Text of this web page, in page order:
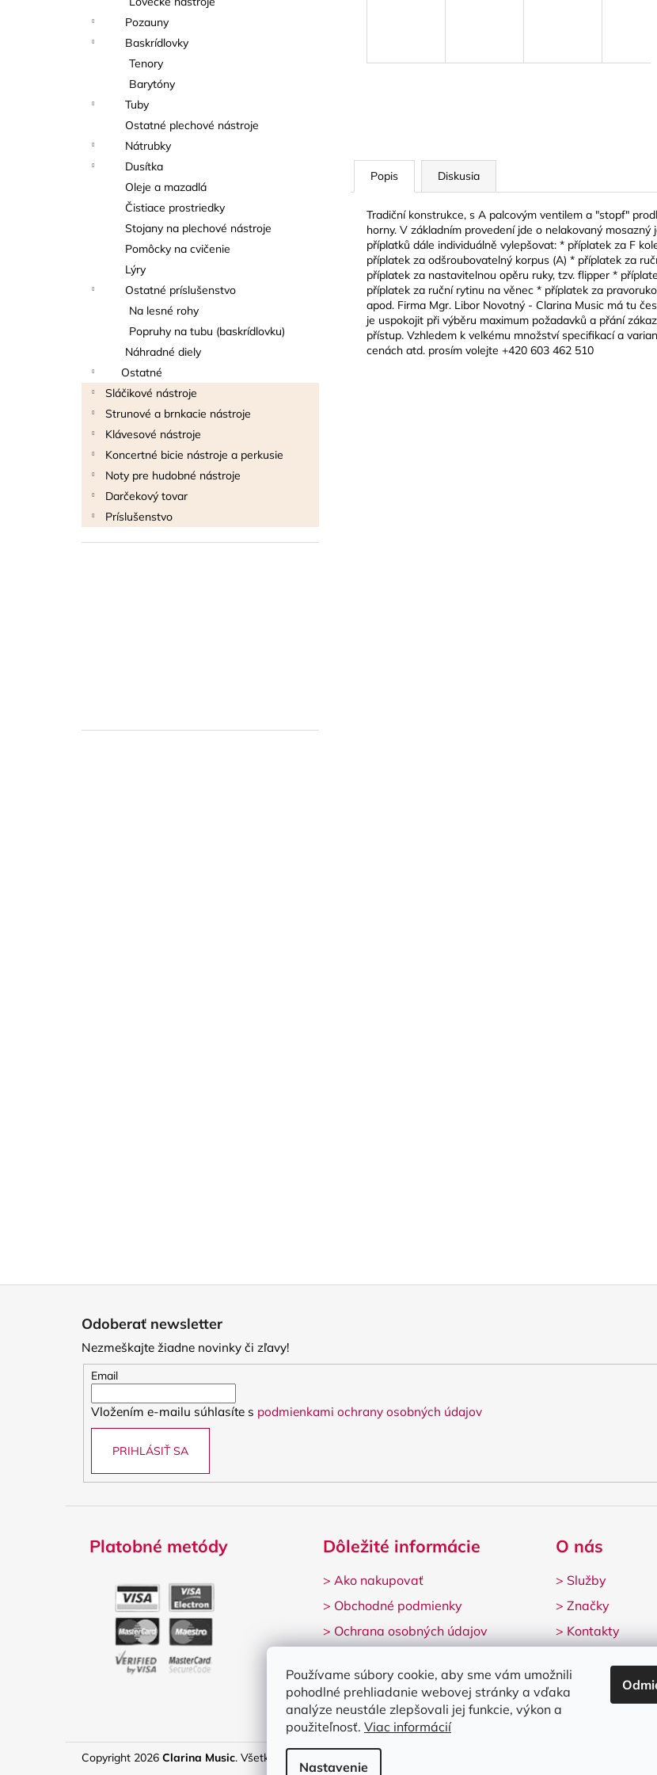
Používame súbory cookie, aby sme vám umožnili
pohodlné prehliadanie webovej stránky a vďaka
analýze neustále zlepšovali jej funkcie, výkon a
použiteľnosť. Viac informácií
Nastavenie
Pozauny
Baskrídlovky
Tenory
Barytóny
Tuby
Ostatné plechové nástroje
Nátrubky
Dusítka
Oleje a mazadlá
Čistiace prostriedky
Stojany na plechové nástroje
Pomôcky na cvičenie
Lýry
Ostatné príslušenstvo
Na lesné rohy
Popruhy na tubu (baskrídlovku)
Náhradné diely
Ostatné
Sláčikové nástroje
Strunové a brnkacie nástroje
Klávesové nástroje
Koncertné bicie nástroje a perkusie
Noty pre hudobné nástroje
Darčekový tovar
Príslušenstvo
Popis Diskusia
Tradiční konstrukce, s A palcovým ventilem a "stopf"
horny. V základním provedení jde o nelakovaný
příplatků dále individuálně vylepšovat: * příplatek za F
příplatek za odšroubovatelný korpus (A) * příplatek za
příplatek za nastavitelnou opěru ruky, tzv. flipper *
příplatek za ruční rytinu na věnec * příplatek za
apod. Firma Mgr. Libor Novotný - Clarina Music má tu
je uspokojit při výběru maximum požadavků a přání
přístup. Vzhledem k velkému množství specifikací a
cenách atd. prosím volejte +420 603 462 510
THOMANN FLOW-BALL
3 €
NA
Odoberať newsletter
Nezmeškajte žiadne novinky či zľavy!
Email
Vložením e-mailu súhlasíte s podmienkami ochrany osobných údajov
PRIHLÁSIŤ SA
Platobné metódy Dôležité informácie
> Ako nakupovať
> Obchodné podmienky
> Ochrana osobných údajov
O nás
> Služby
> Značky
> Kontakty
Copyright 2026 Clarina Music. Všetky práva vyhradené.